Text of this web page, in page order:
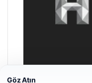
Göz Atın